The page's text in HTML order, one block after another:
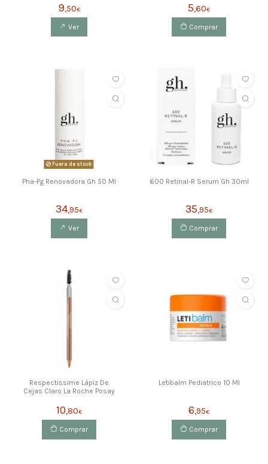
9,50€
Ver
5,60€
Comprar
Fuera de stock
Pha-Pg Renovadora Gh 50 Ml
34,95€
Ver
600 Retinal-R Serum Gh 30ml
35,95€
Comprar
Respectissime Lápiz De
Cejas Claro La Roche Posay
10,80€
Comprar
Letibalm Pediatrico 10 Ml
6,95€
Comprar